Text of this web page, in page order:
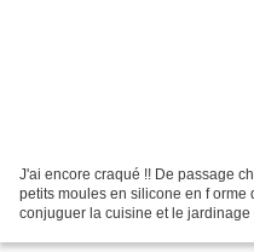
J'ai encore craqué !! De passage
petits moules en silicone en f orme
conjuguer la cuisine et le jardinage